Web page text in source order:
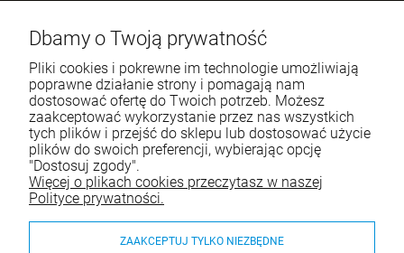
ul. Wręczycka 268
42-202 Częstochowa
NIP: 9492236947
Tel.:
795-760-030
E-mail: sklep@itali.pl
Pomoc
Moje konto
Dbamy o Twoją prywatność
Pliki cookies i pokrewne im technologie umożliwiają
poprawne działanie strony i pomagają nam
dostosować ofertę do Twoich potrzeb. Możesz
zaakceptować wykorzystanie przez nas wszystkich
tych plików i przejść do sklepu lub dostosować użycie
plików do swoich preferencji, wybierając opcję
"Dostosuj zgody".
Więcej o plikach cookies przeczytasz w naszej
Polityce prywatności.
ZAAKCEPTUJ TYLKO NIEZBĘDNE